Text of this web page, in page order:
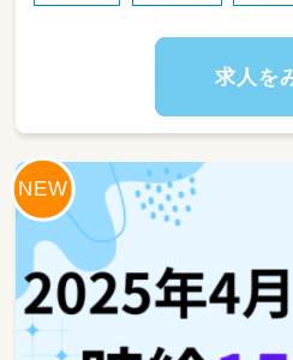
「療育に興味はある
そんな方にぴったり
当事業所では、1日7
子どもたち一人ひと
を大切にしています。
サービス提供記録の作
支援環境の整備など
ただきます。
難しい業務はなく、
求人を